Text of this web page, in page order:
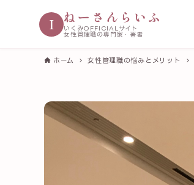
I ねーさんらいふ
いくみOFFICIALサイト
女性管理職の専門家・著者
ホーム 女性管理職の悩みとメリット